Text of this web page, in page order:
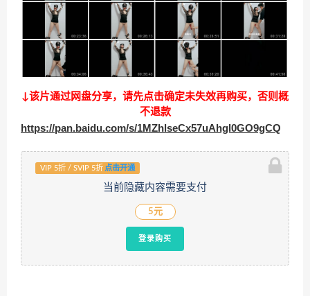
↓该片通过网盘分享，请先点击确定未失效再购买，否则概
不退款
https://pan.baidu.com/s/1MZhlseCx57uAhgl0GO9gCQ
VIP 5折 / SVIP 5折 点击开通
当前隐藏内容需要支付
5元
登录购买